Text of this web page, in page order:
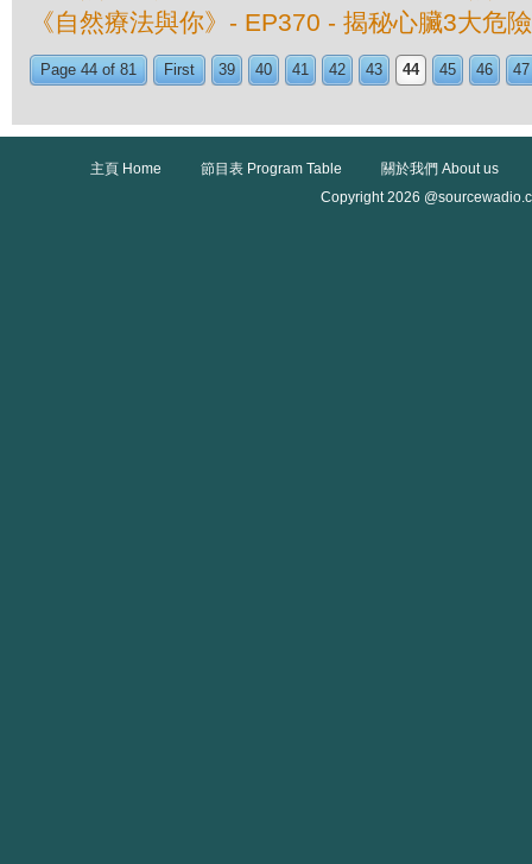
《自然療法與你》- EP370 - 揭秘心臟3大危
Page 44 of 81 First 39 40 41 42 43 44 45 46 47
主頁 Home 節目表 Program Table
關於我們 About us
Copyright 2026